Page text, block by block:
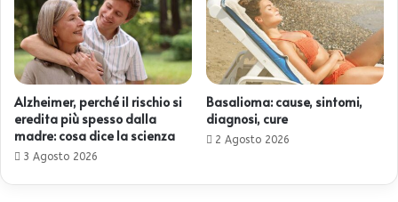
Alzheimer, perché il rischio si
eredita più spesso dalla
madre: cosa dice la scienza
3 Agosto 2026
Basalioma: cause, sintomi,
diagnosi, cure
2 Agosto 2026